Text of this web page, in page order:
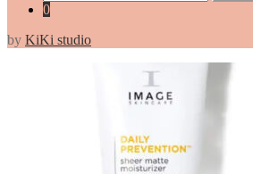
0
by KiKi studio